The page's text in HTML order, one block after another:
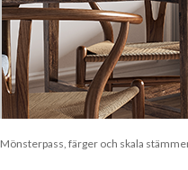
Mönsterpass, färger och skala